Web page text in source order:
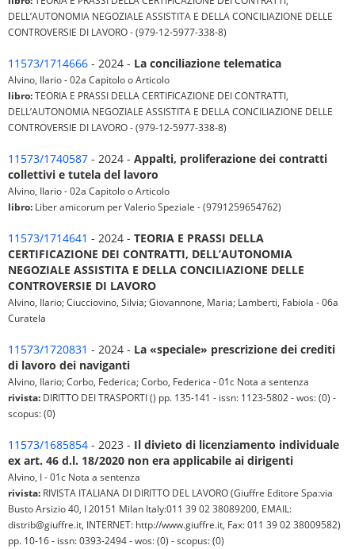
DELL’AUTONOMIA NEGOZIALE ASSISTITA E DELLA CONCILIAZIONE DELLE
CONTROVERSIE DI LAVORO - (979-12-5977-338-8)
11573/1714666 - 2024 - La conciliazione telematica
Alvino, Ilario - 02a Capitolo o Articolo
libro:TEORIA E PRASSI DELLA CERTIFICAZIONE DEI CONTRATTI,
DELL’AUTONOMIA NEGOZIALE ASSISTITA E DELLA CONCILIAZIONE DELLE
CONTROVERSIE DI LAVORO - (979-12-5977-338-8)
11573/1740587 - 2024 - Appalti, proliferazione dei contratti
collettivi e tutela del lavoro
Alvino, Ilario - 02a Capitolo o Articolo
libro: Liber amicorum per Valerio Speziale - (9791259654762)
11573/1714641 - 2024 - TEORIA E PRASSI DELLA
CERTIFICAZIONE DEI CONTRATTI, DELL’AUTONOMIA
NEGOZIALE ASSISTITA E DELLA CONCILIAZIONE DELLE
CONTROVERSIE DI LAVORO
Alvino, Ilario; Ciucciovino, Silvia; Giovannone, Maria; Lamberti, Fabiola - 06a
Curatela
11573/1720831 - 2024 - La «speciale» prescrizione dei crediti
di lavoro dei naviganti
Alvino, Ilario; Corbo, Federica; Corbo, Federica - 01c Nota a sentenza
rivista: DIRITTO DEI TRASPORTI () pp. 135-141 - issn: 1123-5802 - wos: (0) -
scopus: (0)
11573/1685854 - 2023 - Il divieto di licenziamento individuale
ex art. 46 d.l. 18/2020 non era applicabile ai dirigenti
Alvino, I - 01c Nota a sentenza
rivista: RIVISTA ITALIANA DI DIRITTO DEL LAVORO (Giuffre Editore Spa:via
Busto Arsizio 40, I 20151 Milan Italy:011 39 02 38089200, EMAIL:
distrib@giuffre.it, INTERNET: http://www.giuffre.it, Fax: 011 39 02 38009582)
pp. 10-16 - issn: 0393-2494 - wos: (0) - scopus: (0)